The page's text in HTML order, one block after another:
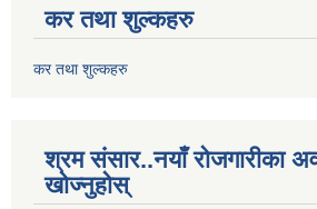
कर तथा शुल्कहरु
कर तथा शुल्कहरु
श्रम संसार..नयाँ रोजगारीका
खोज्नुहोस्